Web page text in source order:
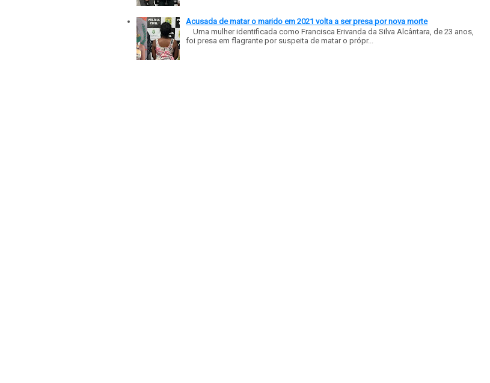
Acusada de matar o marido em 2021 volta a ser presa por nova morte
Uma mulher identificada como Francisca Erivanda da Silva Alcântara, de 23 anos,
foi presa em flagrante por suspeita de matar o própr...